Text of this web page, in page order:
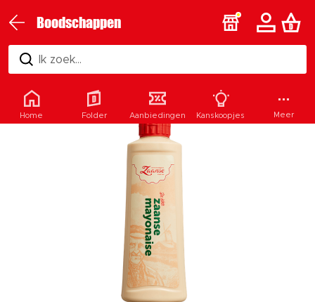
Boodschappen
Ik zoek...
Home Folder Aanbiedingen Kanskoopjes Meer